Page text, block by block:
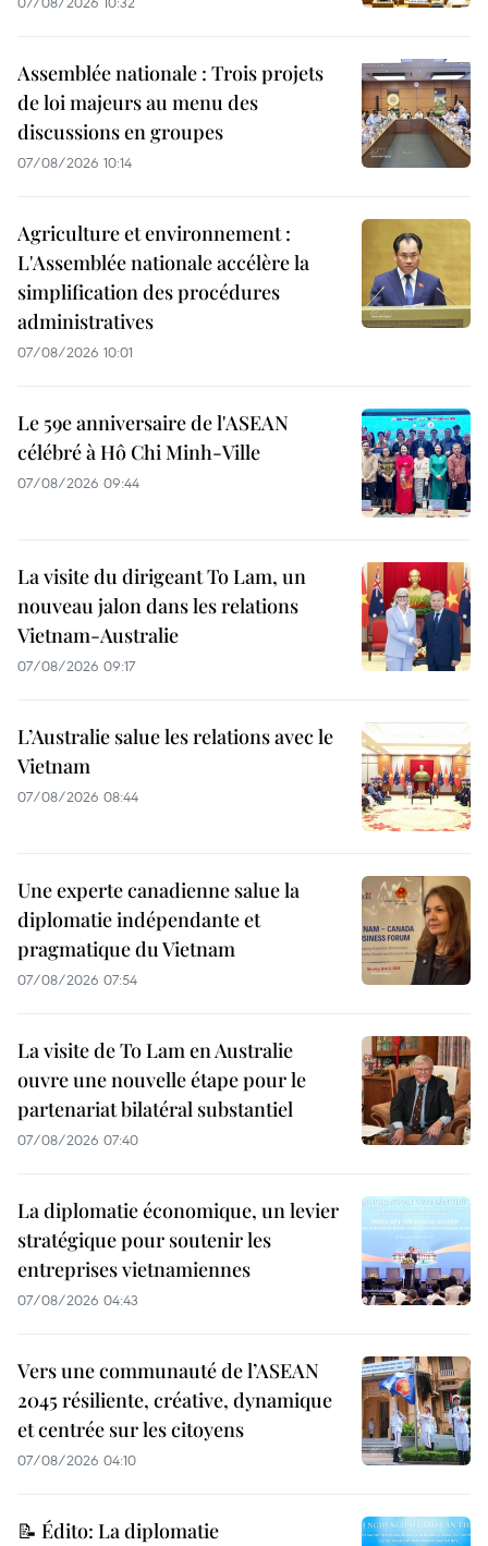
Assemblée nationale : Trois projets
de loi majeurs au menu des
discussions en groupes
07/08/2026 10:14
Agriculture et environnement :
L'Assemblée nationale accélère la
simplification des procédures
administratives
07/08/2026 10:01
Le 59e anniversaire de l'ASEAN
célébré à Hô Chi Minh-Ville
07/08/2026 09:44
La visite du dirigeant To Lam, un
nouveau jalon dans les relations
Vietnam-Australie
07/08/2026 09:17
L’Australie salue les relations avec le
Vietnam
07/08/2026 08:44
Une experte canadienne salue la
diplomatie indépendante et
pragmatique du Vietnam
07/08/2026 07:54
La visite de To Lam en Australie
ouvre une nouvelle étape pour le
partenariat bilatéral substantiel
07/08/2026 07:40
La diplomatie économique, un levier
stratégique pour soutenir les
entreprises vietnamiennes
07/08/2026 04:43
Vers une communauté de l’ASEAN
2045 résiliente, créative, dynamique
et centrée sur les citoyens
07/08/2026 04:10
📝 Édito: La diplomatie